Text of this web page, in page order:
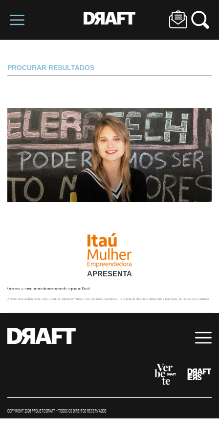
PROCURAR RESULTADOS
APRESENTA
Cuponeria: a startup que introduziu o conceito dos cupons no Brasil
A sócia Nara Iachan conta como, além de aumentar vendas e ter eficiência mensurável, os cupons de descontos impactam a percepção da marca pelos usuários.
COPYRIGHT 2026 PROJETO DRAFT – TODOS OS DIREITOS RESERVADOS